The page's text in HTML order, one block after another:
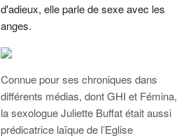
d'adieux, elle parle de sexe avec les
anges.
Connue pour ses chroniques dans
différents médias, dont GHI et Fémina,
la sexologue Juliette Buffat était aussi
prédicatrice laïque de l’Eglise